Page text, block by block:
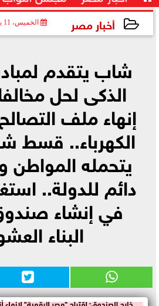
أخبار مصر الخميس، 11 يونيو 2026
شاب يتقدم
الذكى لحل
إنهاء ملف
الكهرباء.. قسط
يتحمله المواطن
دائم للدولة..
في إنشاء
البناء